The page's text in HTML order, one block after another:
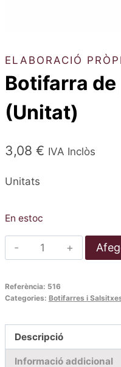
ELABORACIÓ
Botifarra
(Unitat)
3,08 € IVA Inclòs
Unitats
En estoc
quantitat
de
de
amb
poma
(Unitat)
Referència: 516
Categories: Botifarres i
Descripció
Informació addicional